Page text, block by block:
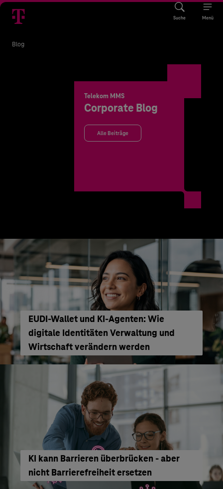
Suche Menü
Blog
Telekom MMS
Corporate Blog
Alle Beiträge
EUDI-Wallet und KI-Agenten: Wie
digitale Identitäten Verwaltung und
Wirtschaft verändern werden
KI kann Barrieren überbrücken - aber
nicht Barrierefreiheit ersetzen